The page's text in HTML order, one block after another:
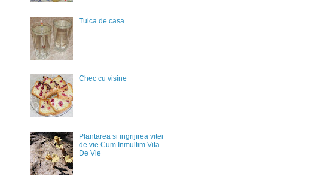
Tuica de casa
Chec cu visine
Plantarea si ingrijirea vitei
de vie Cum Inmultim Vita
De Vie